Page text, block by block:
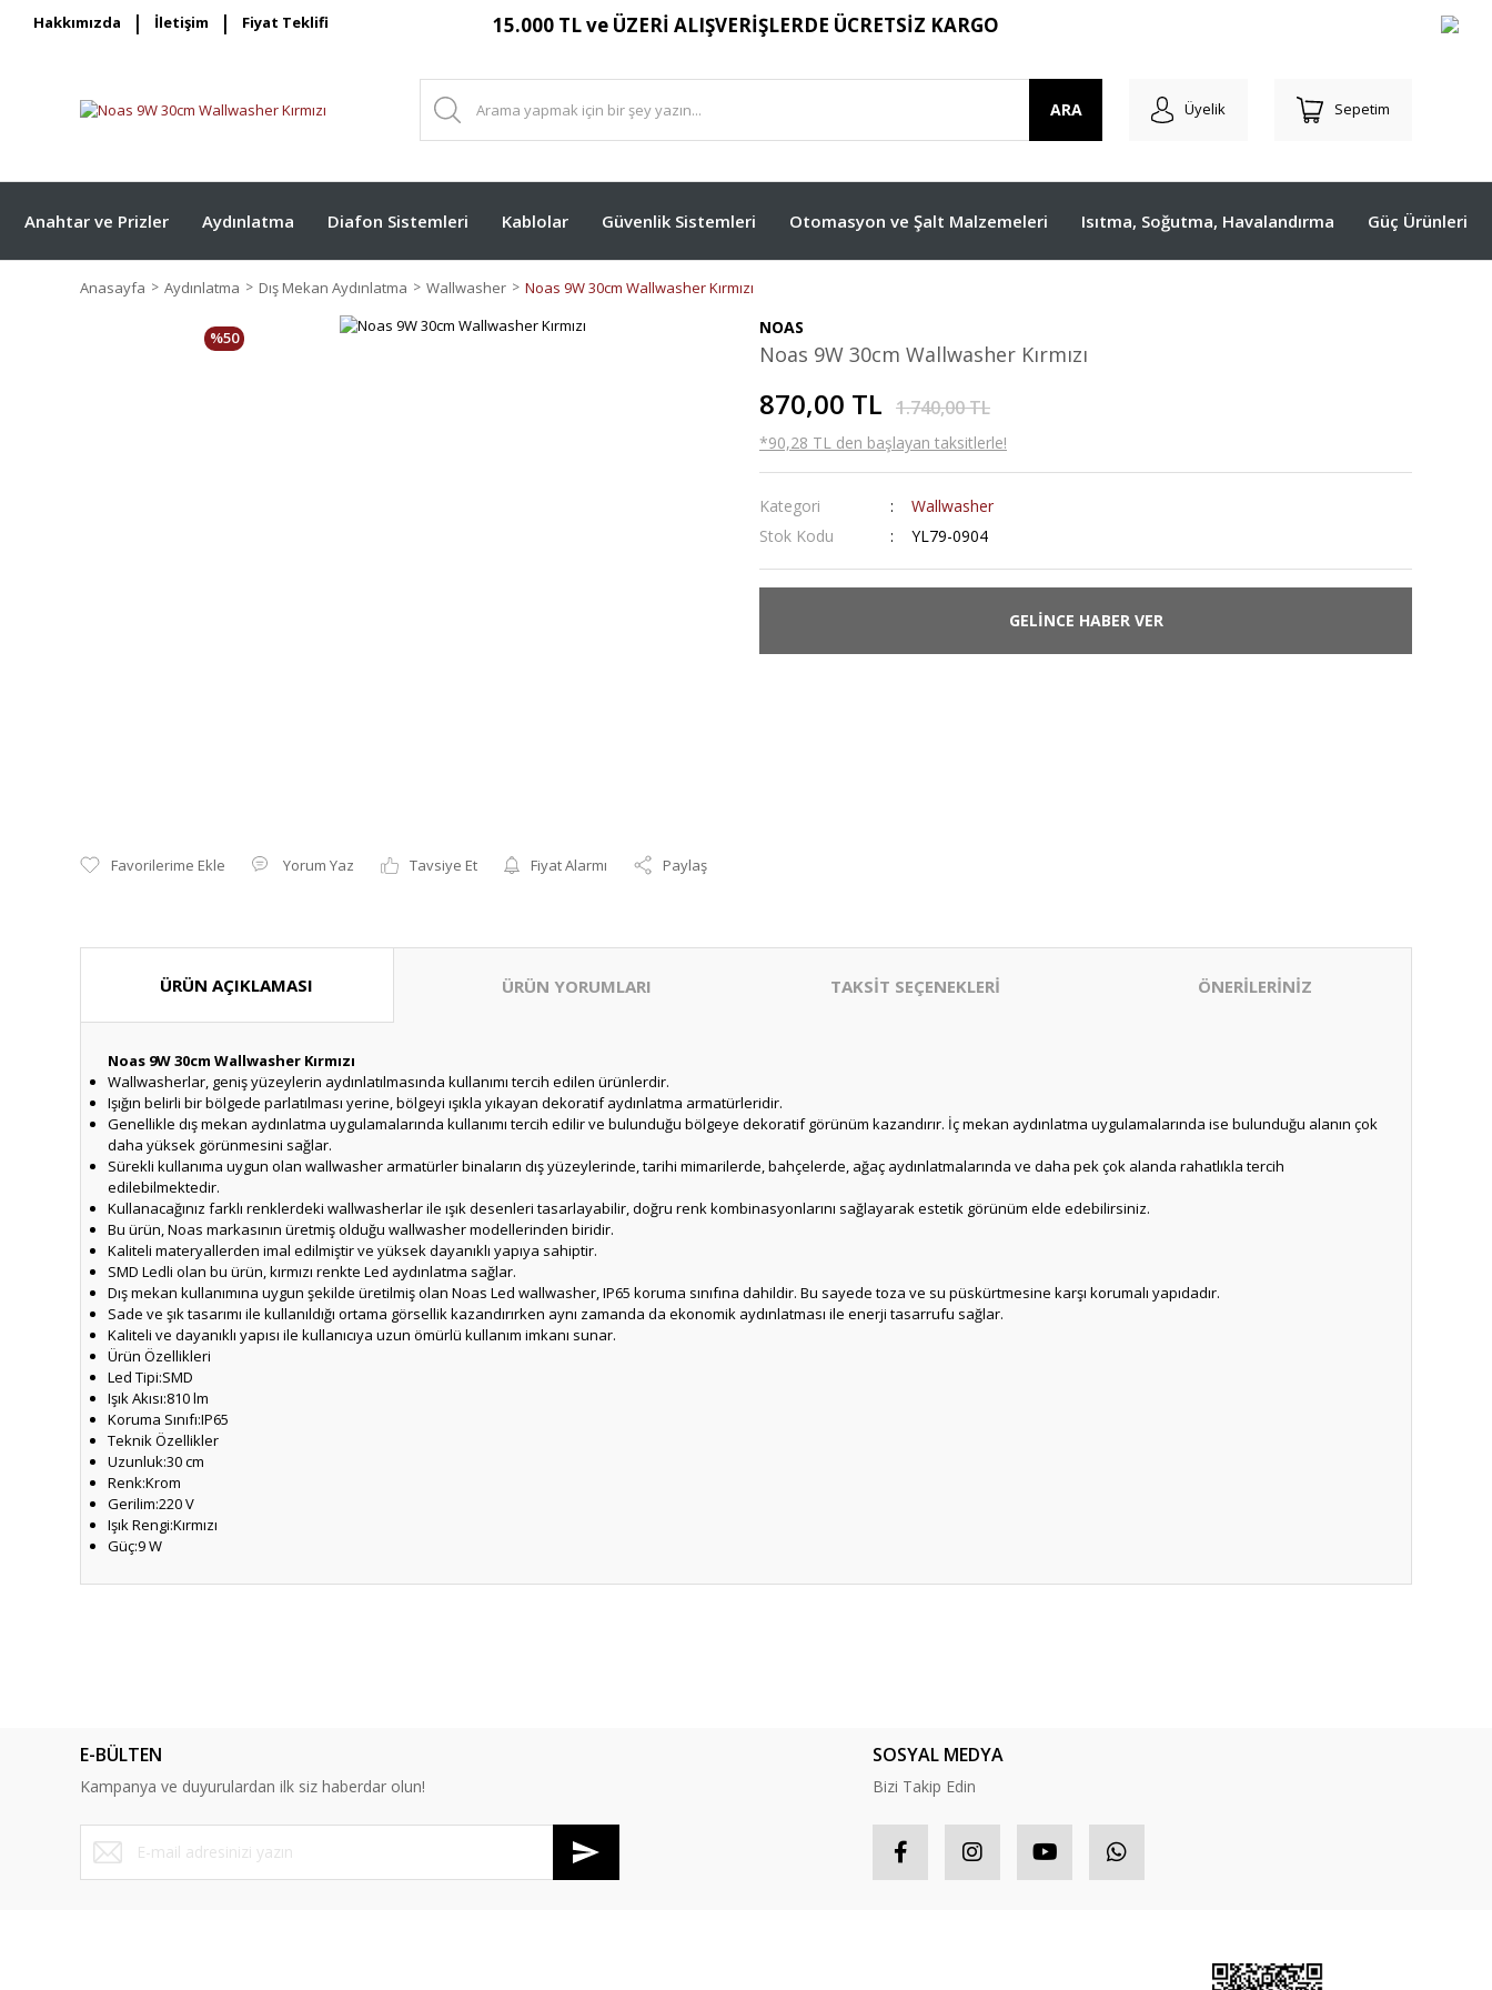
Hakkımızda İletişim Fiyat Teklifi 15.000 TL ve ÜZERİ ALIŞVERİŞLERDE ÜCRETSİZ KARGO
ARA Üyelik Sepetim
Anahtar ve Prizler Aydınlatma Diafon Sistemleri Kablolar Güvenlik Sistemleri Otomasyon ve Şalt Malzemeleri Isıtma, Soğutma, Havalandırma Güç Ürünleri
Anasayfa Aydınlatma Dış Mekan Aydınlatma Wallwasher Noas 9W 30cm Wallwasher Kırmızı
%50
Yorum Yaz Tavsiye Et Fiyat Alarmı Paylaş
NOAS
Noas 9W 30cm Wallwasher Kırmızı
870,00 TL 1.740,00 TL
*90,28 TL den başlayan taksitlerle!
Kategori
Wallwasher
Stok Kodu
YL79-0904
GELİNCE HABER VER
ÜRÜN AÇIKLAMASI ÜRÜN YORUMLARI TAKSİT SEÇENEKLERİ ÖNERİLERİNİZ
Noas 9W 30cm Wallwasher Kırmızı
Wallwasherlar, geniş yüzeylerin aydınlatılmasında kullanımı tercih edilen ürünlerdir.
Işığın belirli bir bölgede parlatılması yerine, bölgeyi ışıkla yıkayan dekoratif aydınlatma armatürleridir.
Genellikle dış mekan aydınlatma uygulamalarında kullanımı tercih edilir ve bulunduğu bölgeye dekoratif görünüm kazandırır. İç mekan aydınlatma uygulamalarında ise bulunduğu alanın çok
daha yüksek görünmesini sağlar.
Sürekli kullanıma uygun olan wallwasher armatürler binaların dış yüzeylerinde, tarihi mimarilerde, bahçelerde, ağaç aydınlatmalarında ve daha pek çok alanda rahatlıkla tercih
edilebilmektedir.
Kullanacağınız farklı renklerdeki wallwasherlar ile ışık desenleri tasarlayabilir, doğru renk kombinasyonlarını sağlayarak estetik görünüm elde edebilirsiniz.
Bu ürün, Noas markasının üretmiş olduğu wallwasher modellerinden biridir.
Kaliteli materyallerden imal edilmiştir ve yüksek dayanıklı yapıya sahiptir.
SMD Ledli olan bu ürün, kırmızı renkte Led aydınlatma sağlar.
Dış mekan kullanımına uygun şekilde üretilmiş olan Noas Led wallwasher, IP65 koruma sınıfına dahildir. Bu sayede toza ve su püskürtmesine karşı korumalı yapıdadır.
Sade ve şık tasarımı ile kullanıldığı ortama görsellik kazandırırken aynı zamanda da ekonomik aydınlatması ile enerji tasarrufu sağlar.
Kaliteli ve dayanıklı yapısı ile kullanıcıya uzun ömürlü kullanım imkanı sunar.
Ürün Özellikleri
Led Tipi:SMD
Işık Akısı:810 lm
Koruma Sınıfı:IP65
Teknik Özellikler
Uzunluk:30 cm
Renk:Krom
Gerilim:220 V
Işık Rengi:Kırmızı
Güç:9 W
Ürün bilgilerinde hatalar bulunuyor.
Ürün fiyatı diğer sitelerden daha pahalı.
Bu ürüne benzer farklı alternatifler olmalı.
E-BÜLTEN
Kampanya ve duyurulardan ilk siz haberdar olun!
SOSYAL MEDYA
Bizi Takip Edin